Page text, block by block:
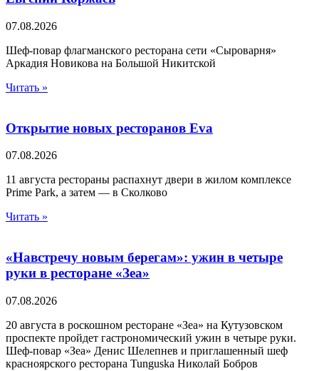
07.08.2026
Шеф-повар флагманского ресторана сети «Сыроварня»
Аркадия Новикова на Большой Никитской
Читать »
Открытие новых ресторанов Eva
07.08.2026
11 августа рестораны распахнут двери в жилом комплексе
Prime Park, а затем — в Сколково
Читать »
«Навстречу новым берегам»: ужин в четыре
руки в ресторане «Зеа»
07.08.2026
20 августа в роскошном ресторане «Зеа» на Кутузовском
проспекте пройдет гастрономический ужин в четыре руки.
Шеф-повар «Зеа» Денис Шелепнев и приглашенный шеф
красноярского ресторана Tunguska Николай Бобров